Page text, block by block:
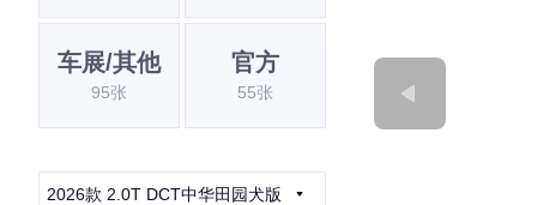
车展/其他
95张
官方
55张
2026款 2.0T DCT中华田园犬版